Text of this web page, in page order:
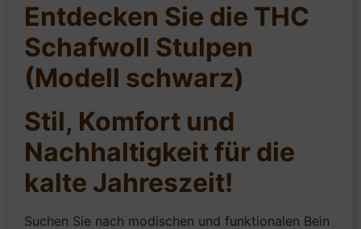
Entdecken Sie die THC
Schafwoll Stulpen
(Modell schwarz)
Stil, Komfort und
Nachhaltigkeit für die
kalte Jahreszeit!
Suchen Sie nach modischen und funktionalen Bein